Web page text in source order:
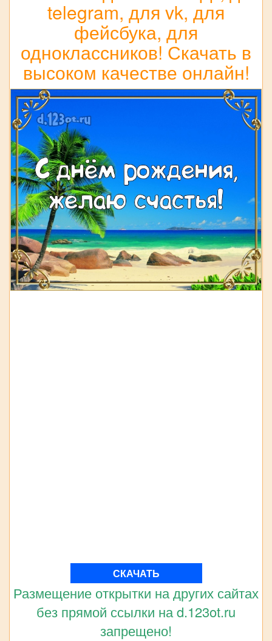
telegram, для vk, для
фейсбука, для
одноклассников! Скачать в
высоком качестве онлайн!
СКАЧАТЬ
Размещение открытки на других сайтах
без прямой ссылки на d.123ot.ru
запрещено!